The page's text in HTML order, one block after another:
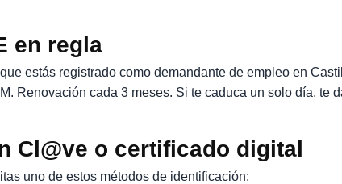
en regla
estás registrado como demandante de empleo en
Renovación cada 3 meses. Si te caduca un solo día, te
Cl@ve o certificado digital
uno de estos métodos de identificación: